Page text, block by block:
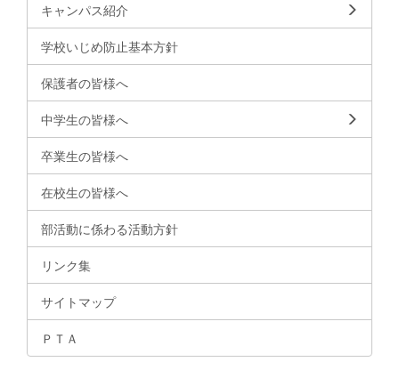
キャンパス紹介
学校いじめ防止基本方針
保護者の皆様へ
中学生の皆様へ
卒業生の皆様へ
在校生の皆様へ
部活動に係わる活動方針
リンク集
サイトマップ
ＰＴＡ